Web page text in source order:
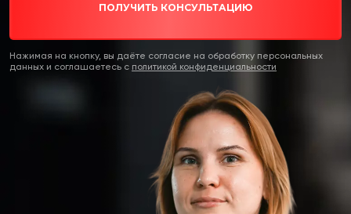
ПОЛУЧИТЬ КОНСУЛЬТАЦИЮ
Нажимая на кнопку, вы даёте согласие на обработку персональных
данных и соглашаетесь c политикой конфиденциальности